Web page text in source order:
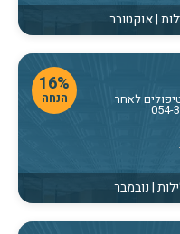
16%
הנחה לאחר